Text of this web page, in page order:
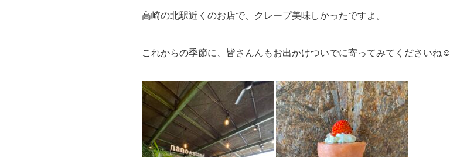
高崎の北駅近くのお店で、クレープ美味しかったですよ。
これからの季節に、皆さんんもお出かけついでに寄ってみてくださいね☺